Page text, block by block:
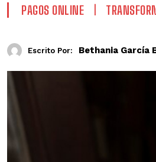
PAGOS ONLINE
Escrito Por: Bethania García